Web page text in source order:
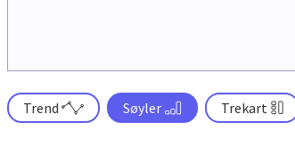
Trend Søyler Trekart